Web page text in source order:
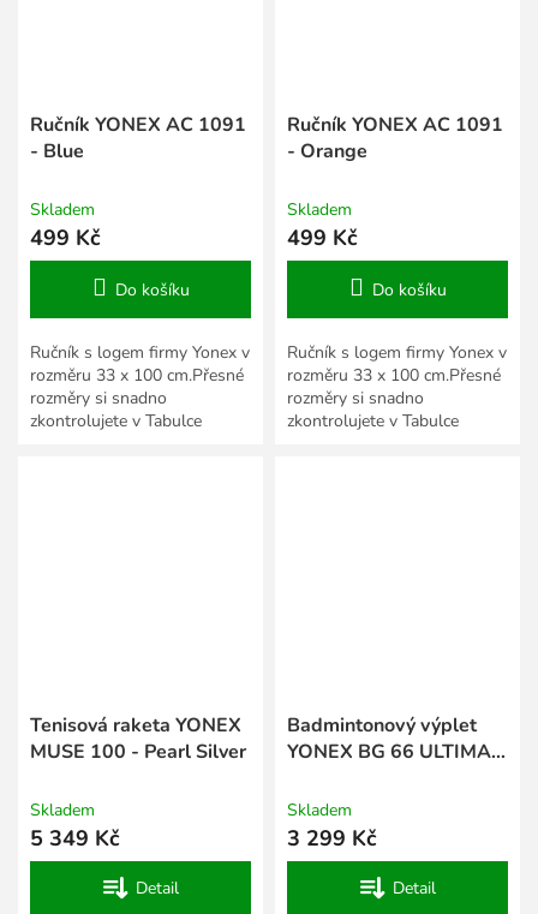
Ručník YONEX AC 1091
- Blue
Skladem
499 Kč
Do košíku
Ručník s logem firmy Yonex v
rozměru 33 x 100 cm.Přesné
rozměry si snadno
zkontrolujete v Tabulce
Ručník YONEX AC 1091
- Orange
Skladem
499 Kč
Do košíku
Ručník s logem firmy Yonex v
rozměru 33 x 100 cm.Přesné
rozměry si snadno
zkontrolujete v Tabulce
Tenisová raketa YONEX
MUSE 100 - Pearl Silver
Skladem
5 349 Kč
Detail
Badmintonový výplet
YONEX BG 66 ULTIMAX
Skladem
3 299 Kč
Detail